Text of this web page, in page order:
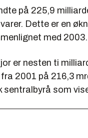
på 225,9
Dette er en
med 2003.
er nesten ti
2001 på 216,3
som